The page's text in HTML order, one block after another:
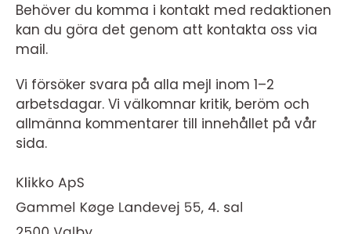
Behöver du komma i kontakt med redaktionen
kan du göra det genom att kontakta oss via
mail.
Vi försöker svara på alla mejl inom 1–2
arbetsdagar. Vi välkomnar kritik, beröm och
allmänna kommentarer till innehållet på vår
sida.